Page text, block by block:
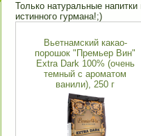
Только натуральные
истинного гурмана!;)
Вьетнамский какао-
порошок "Премьер Вин"
Extra Dark 100% (очень
темный с ароматом
ванили), 250 г